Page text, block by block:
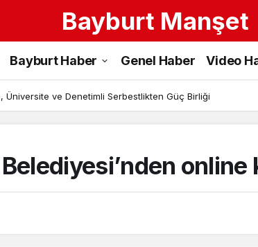
Bayburt Manşet
Bayburt Haber Genel Haber Video
Üniversite ve Denetimli Serbestlikten Güç Birliği
online